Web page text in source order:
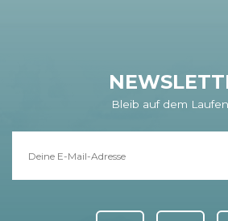
Bleib auf dem